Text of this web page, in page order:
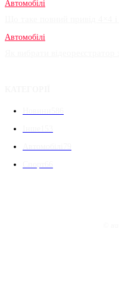
Автомобілі
Автомобілі